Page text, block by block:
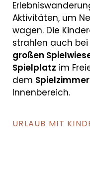
Aktivitäten, um
wagen. Die
strahlen auch bei
großen
Spielplatz im
dem Spielzimmer
Innenbereich.
URLAUB MIT